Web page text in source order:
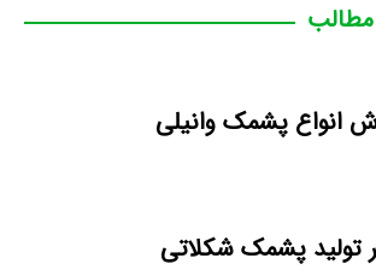
انواع پشمک وانیلی
تولید پشمک شکلاتی